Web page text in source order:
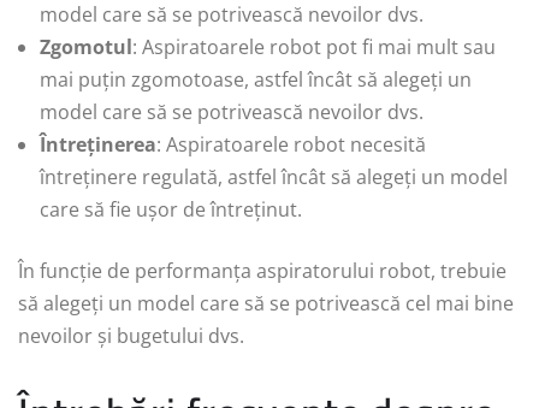
model care să se potrivească nevoilor dvs.
Zgomotul: Aspiratoarele robot pot fi mai mult sau
mai puțin zgomotoase, astfel încât să alegeți un
model care să se potrivească nevoilor dvs.
Întreținerea: Aspiratoarele robot necesită
întreținere regulată, astfel încât să alegeți un model
care să fie ușor de întreținut.
În funcție de performanța aspiratorului robot, trebuie
să alegeți un model care să se potrivească cel mai bine
nevoilor și bugetului dvs.